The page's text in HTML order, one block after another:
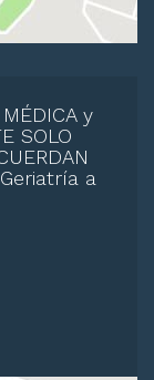
y
SOLO
a